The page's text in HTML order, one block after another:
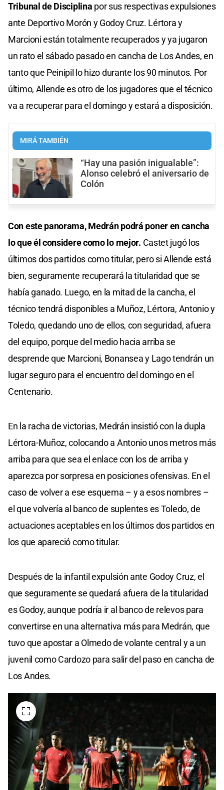
Tribunal de Disciplina por sus respectivas expulsiones
ante Deportivo Morón y Godoy Cruz. Lértora y
Marcioni están totalmente recuperados y ya jugaron
un rato el sábado pasado en cancha de Los Andes, en
tanto que Peinipil lo hizo durante los 90 minutos. Por
último, Allende es otro de los jugadores que el técnico
va a recuperar para el domingo y estará a disposición.
MIRÁ TAMBIÉN
“Hay una pasión inigualable”:
Alonso celebró el aniversario de
Colón
Con este panorama, Medrán podrá poner en cancha
lo que él considere como lo mejor. Castet jugó los
últimos dos partidos como titular, pero si Allende está
bien, seguramente recuperará la titularidad que se
había ganado. Luego, en la mitad de la cancha, el
técnico tendrá disponibles a Muñoz, Lértora, Antonio y
Toledo, quedando uno de ellos, con seguridad, afuera
del equipo, porque del medio hacia arriba se
desprende que Marcioni, Bonansea y Lago tendrán un
lugar seguro para el encuentro del domingo en el
Centenario.
En la racha de victorias, Medrán insistió con la dupla
Lértora-Muñoz, colocando a Antonio unos metros más
arriba para que sea el enlace con los de arriba y
aparezca por sorpresa en posiciones ofensivas. En el
caso de volver a ese esquema – y a esos nombres –
el que volvería al banco de suplentes es Toledo, de
actuaciones aceptables en los últimos dos partidos en
los que apareció como titular.
Después de la infantil expulsión ante Godoy Cruz, el
que seguramente se quedará afuera de la titularidad
es Godoy, aunque podría ir al banco de relevos para
convertirse en una alternativa más para Medrán, que
tuvo que apostar a Olmedo de volante central y a un
juvenil como Cardozo para salir del paso en cancha de
Los Andes.